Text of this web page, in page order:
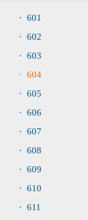
· 601
· 602
· 603
· 604
· 605
· 606
· 607
· 608
· 609
· 610
· 611